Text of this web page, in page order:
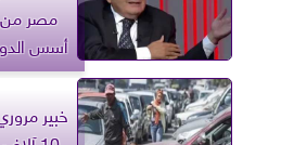
مصر
أسس
خبير